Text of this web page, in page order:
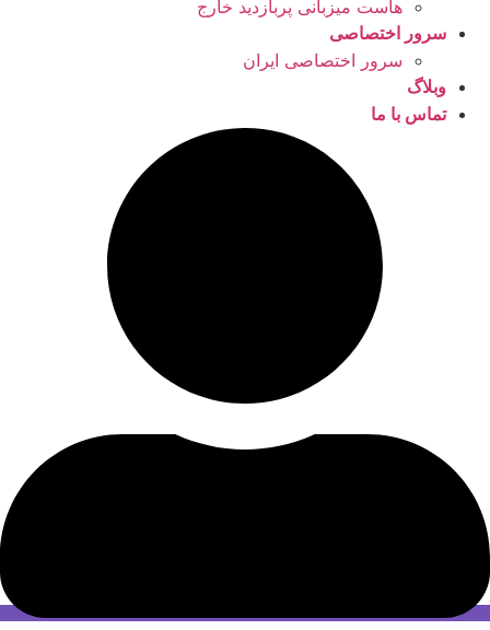
هاست میزبانی پربازدید خارج
سرور اختصاصی
سرور اختصاصی ایران
وبلاگ
تماس با ما